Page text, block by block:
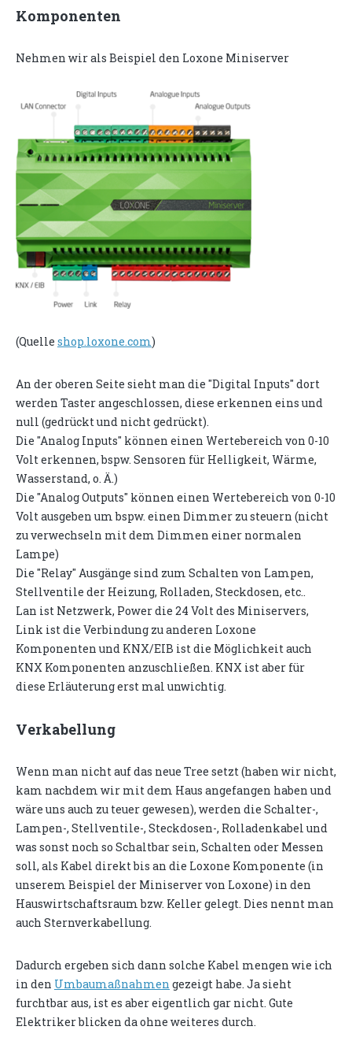
Komponenten
Nehmen wir als Beispiel den Loxone Miniserver
(Quelle shop.loxone.com)
An der oberen Seite sieht man die "Digital Inputs" dort
werden Taster angeschlossen, diese erkennen eins und
null (gedrückt und nicht gedrückt).
Die "Analog Inputs" können einen Wertebereich von 0-10
Volt erkennen, bspw. Sensoren für Helligkeit, Wärme,
Wasserstand, o. Ä.)
Die "Analog Outputs" können einen Wertebereich von 0-10
Volt ausgeben um bspw. einen Dimmer zu steuern (nicht
zu verwechseln mit dem Dimmen einer normalen
Lampe)
Die "Relay" Ausgänge sind zum Schalten von Lampen,
Stellventile der Heizung, Rolladen, Steckdosen, etc..
Lan ist Netzwerk, Power die 24 Volt des Miniservers,
Link ist die Verbindung zu anderen Loxone
Komponenten und KNX/EIB ist die Möglichkeit auch
KNX Komponenten anzuschließen. KNX ist aber für
diese Erläuterung erst mal unwichtig.
Verkabellung
Wenn man nicht auf das neue Tree setzt (haben wir nicht,
kam nachdem wir mit dem Haus angefangen haben und
wäre uns auch zu teuer gewesen), werden die Schalter-,
Lampen-, Stellventile-, Steckdosen-, Rolladenkabel und
was sonst noch so Schaltbar sein, Schalten oder Messen
soll, als Kabel direkt bis an die Loxone Komponente (in
unserem Beispiel der Miniserver von Loxone) in den
Hauswirtschaftsraum bzw. Keller gelegt. Dies nennt man
auch Sternverkabellung.
Dadurch ergeben sich dann solche Kabel mengen wie ich
in den Umbaumaßnahmen gezeigt habe. Ja sieht
furchtbar aus, ist es aber eigentlich gar nicht. Gute
Elektriker blicken da ohne weiteres durch.